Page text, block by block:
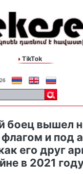
TikTok
боец вышел
и под
его друг
в 2021